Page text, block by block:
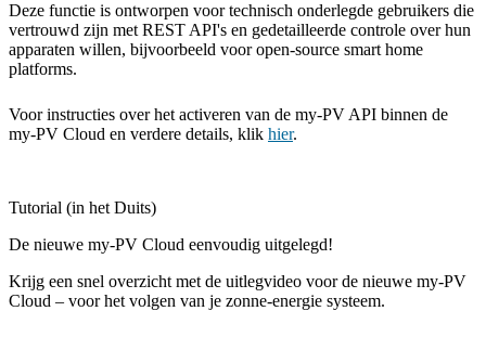
Deze functie is ontworpen voor technisch onderlegde gebruikers die
vertrouwd zijn met REST API's en gedetailleerde controle over hun
apparaten willen, bijvoorbeeld voor open-source smart home
platforms.
Voor instructies over het activeren van de my-PV API binnen de
my-PV Cloud en verdere details, klik hier.
Tutorial (in het Duits)
De nieuwe my-PV Cloud eenvoudig uitgelegd!
Krijg een snel overzicht met de uitlegvideo voor de nieuwe my-PV
Cloud – voor het volgen van je zonne-energie systeem.